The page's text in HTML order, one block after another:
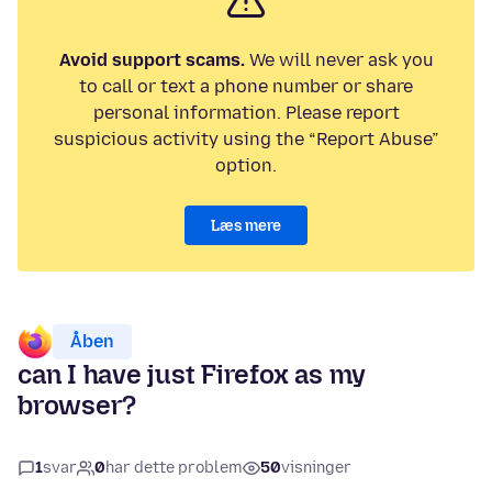
Avoid support scams.We will never ask you
to call or text a phone number or share
personal information. Please report
suspicious activity using the “Report Abuse”
option.
Læs mere
Åben
can I have just Firefox as my
browser?
1svar 0har dette problem 50visninger